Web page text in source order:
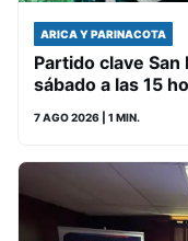
ARICA Y PARINACOTA
Partido clave
sábado a las 15
7 AGO 2026 | 1 MIN.